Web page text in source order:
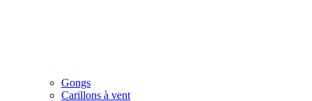
Gongs
Carillons à vent